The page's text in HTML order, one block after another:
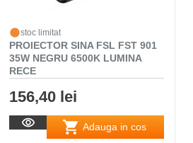
stoc limitat
PROIECTOR SINA FSL FST 901
35W NEGRU 6500K LUMINA
RECE
156,40 lei
Adauga in cos